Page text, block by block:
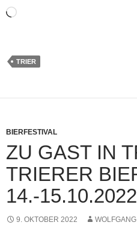
Wird
TRIER
BIERFESTIVAL
ZU GAST IN
TRIERER
14.-15.10.2022
9. OKTOBER 2022 WOLFGANG